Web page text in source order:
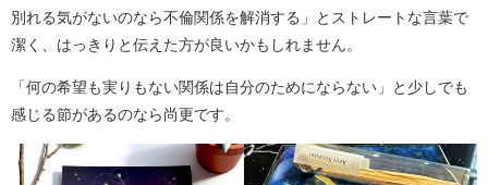
別れる気がないのなら不倫関係を解消する」とストレートな言葉で
潔く、はっきりと伝えた方が良いかもしれません。
「何の希望も実りもない関係は自分のためにならない」と少しでも
感じる節があるのなら尚更です。